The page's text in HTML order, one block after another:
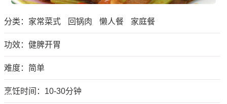
分类： 家常菜式 回锅肉 懒人餐 家庭餐
功效：健脾开胃
难度：简单
烹饪时间：10-30分钟